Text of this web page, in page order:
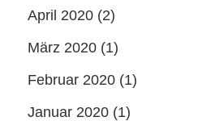
April 2020 (2)
März 2020 (1)
Februar 2020 (1)
Januar 2020 (1)